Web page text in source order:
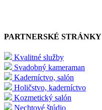
PARTNERSKÉ STRÁNKY
Kvalitné služby
Svadobný kameraman
Kaderníctvo, salón
Holičstvo, kaderníctvo
Kozmetický salón
Nechtové štúdio